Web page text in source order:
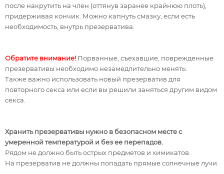
после накрутить на член (оттянув заранее крайнюю плоть),
придерживая кончик. Можно капнуть смазку, если есть
необходимость, внутрь презерватива.
Обратите внимание! Порванные, съехавшие, поврежденные
презервативы необходимо незамедлительно менять.
Также важно использовать новый презерватив для
повторного секса или если вы решили заняться другим видом
секса.
Хранить презервативы нужно в безопасном месте с
умеренной температурой и без ее перепадов.
Рядом не должно быть острых предметов и химикатов.
На презерватив не должны попадать прямые солнечные лучи.